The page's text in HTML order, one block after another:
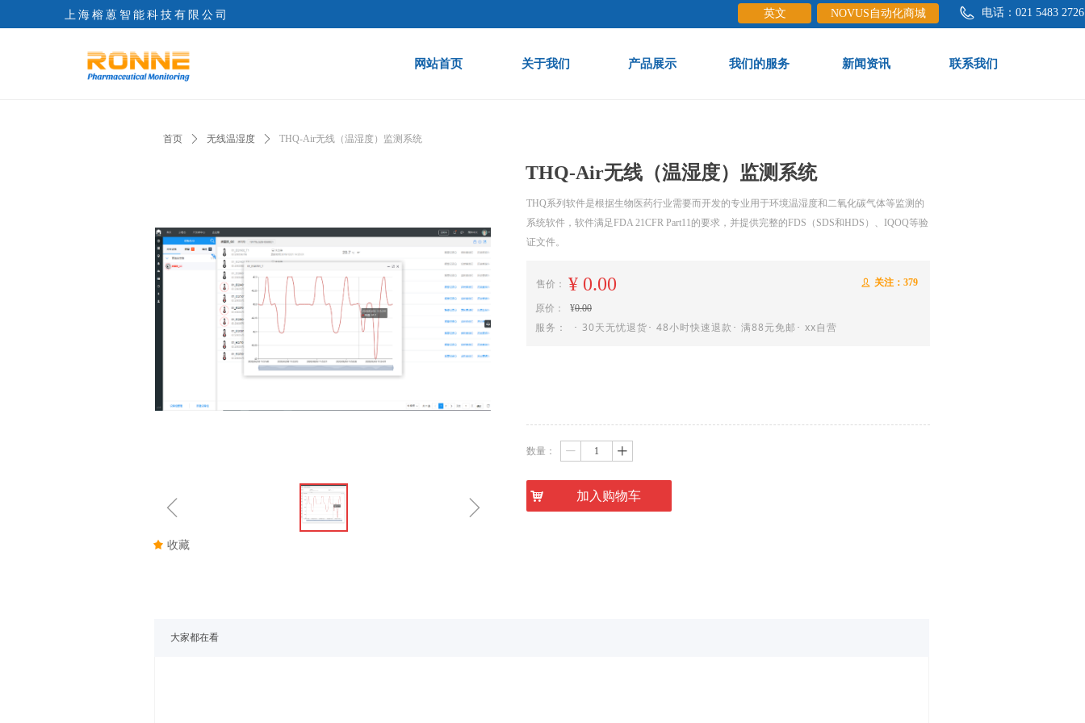
网站首页 关于我们 产品展示 我们的服务 新闻资讯 联系我们
电话： 021 5483 2726
上海榕蒽智能科技有限公司 NOVUS自动化商城
英文
首页 ꄲ 无线温湿度 ꄲ THQ-Air无线（温湿度）监测系统
ꁆ ꁇ
THQ-Air无线（温湿度）监测系统
THQ系列软件是根据生物医药行业需要而开发的专业用于环境温湿度和二氧化碳气体等监测的
系统软件，软件满足FDA 21CFR Part11的要求，并提供完整的FDS（SDS和HDS）、IQOQ等验
证文件。
售价： ¥ 0.00
原价： ¥0.00
ꄑ 关注： 379
服务： ･ 30天无忧退货･ 48小时快速退款･ 满88元免邮･ xx自营
끄 收藏
数量： ꄷ ꄸ
大家都在看
낙 加入购物车